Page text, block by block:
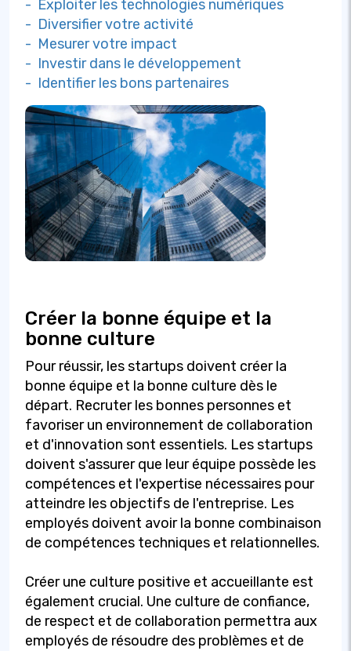
- Exploiter les technologies numériques
- Diversifier votre activité
- Mesurer votre impact
- Investir dans le développement
- Identifier les bons partenaires
Créer la bonne équipe et la
bonne culture
Pour réussir, les startups doivent créer la
bonne équipe et la bonne culture dès le
départ. Recruter les bonnes personnes et
favoriser un environnement de collaboration
et d'innovation sont essentiels. Les startups
doivent s'assurer que leur équipe possède les
compétences et l'expertise nécessaires pour
atteindre les objectifs de l'entreprise. Les
employés doivent avoir la bonne combinaison
de compétences techniques et relationnelles.
Créer une culture positive et accueillante est
également crucial. Une culture de confiance,
de respect et de collaboration permettra aux
employés de résoudre des problèmes et de